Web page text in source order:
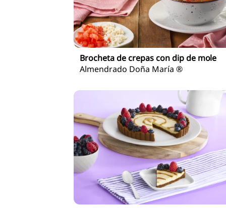
Brocheta de crepas con dip de mole
Almendrado Doña María ®